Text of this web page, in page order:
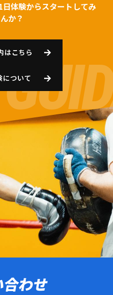
体験からスタートしてみ
か？
はこちら
について
わせ